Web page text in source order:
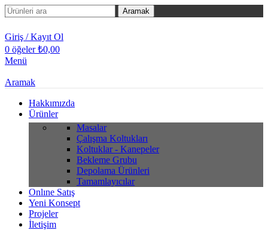
Aramak
Giriş / Kayıt Ol
0 öğeler ₺0,00
Menü
Aramak
Hakkımızda
Ürünler
Masalar
Çalışma Koltukları
Koltuklar - Kanepeler
Bekleme Grubu
Depolama Ürünleri
Tamamlayıcılar
Onlıne Satış
Yeni Konsept
Projeler
İletişim